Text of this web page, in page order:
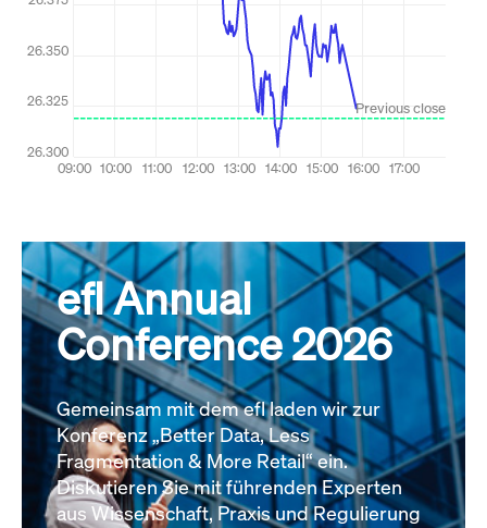
efl Annual
Conference 2026
Gemeinsam mit dem efl laden wir zur
Konferenz „Better Data, Less
Fragmentation & More Retail“ ein.
Diskutieren Sie mit führenden Experten
aus Wissenschaft, Praxis und Regulierung